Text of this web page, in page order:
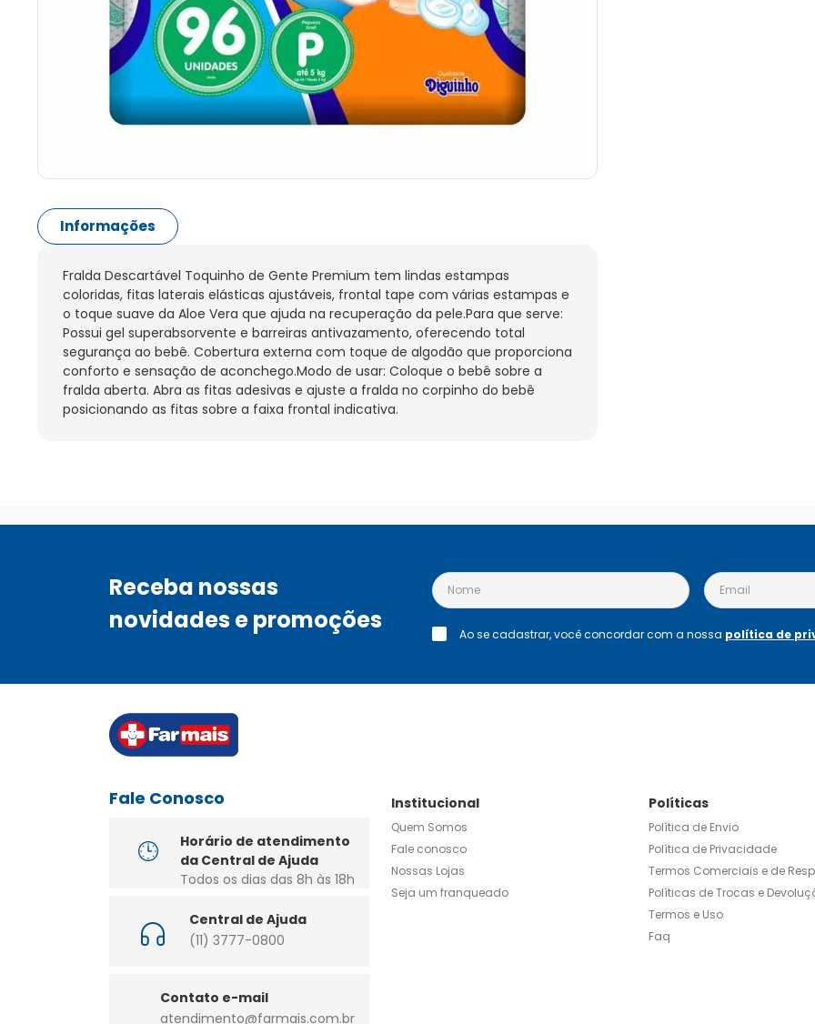
Informações
Fralda Descartável Toquinho de Gente Premium tem lindas estampas
coloridas, fitas laterais elásticas ajustáveis, frontal tape com várias estampas e
o toque suave da Aloe Vera que ajuda na recuperação da pele.Para que serve:
Possui gel superabsorvente e barreiras antivazamento, oferecendo total
segurança ao bebê. Cobertura externa com toque de algodão que proporciona
conforto e sensação de aconchego.Modo de usar: Coloque o bebê sobre a
fralda aberta. Abra as fitas adesivas e ajuste a fralda no corpinho do bebê
posicionando as fitas sobre a faixa frontal indicativa.
Receba nossas
novidades e promoções
Ao se cadastrar, você concordar com a nossa política de
Fale Conosco
Horário de atendimento
da Central de Ajuda
Todos os dias das 8h às 18h
Central de Ajuda
(11) 3777-0800
Contato e-mail
atendimento@farmais.com.br
Institucional
Quem Somos
Fale conosco
Nossas Lojas
Seja um franqueado
Políticas
Política de Envio
Política de Privacidade
Termos Comerciais e de
Políticas de Trocas e
Termos e Uso
Faq